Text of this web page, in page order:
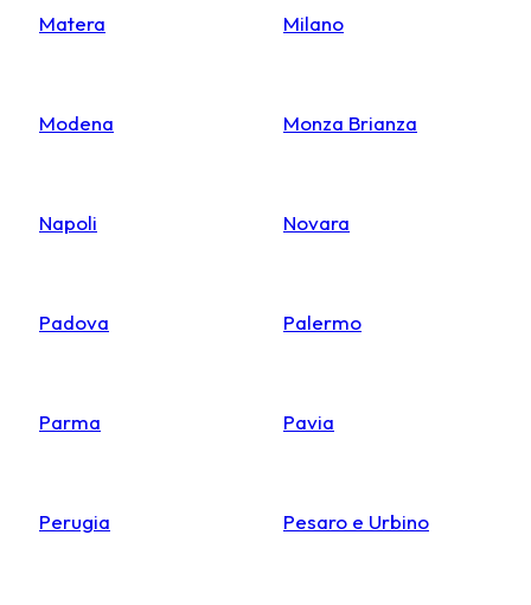
Matera Milano
Modena Monza Brianza
Napoli Novara
Padova Palermo
Parma Pavia
Perugia Pesaro e Urbino